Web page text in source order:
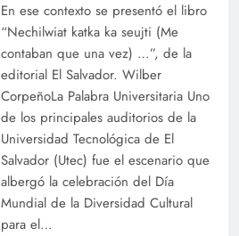
En ese contexto se presentó el libro
“Nechilwiat katka ka seujti (Me
contaban que una vez) …”, de la
editorial El Salvador. Wilber
CorpeñoLa Palabra Universitaria Uno
de los principales auditorios de la
Universidad Tecnológica de El
Salvador (Utec) fue el escenario que
albergó la celebración del Día
Mundial de la Diversidad Cultural
para el…